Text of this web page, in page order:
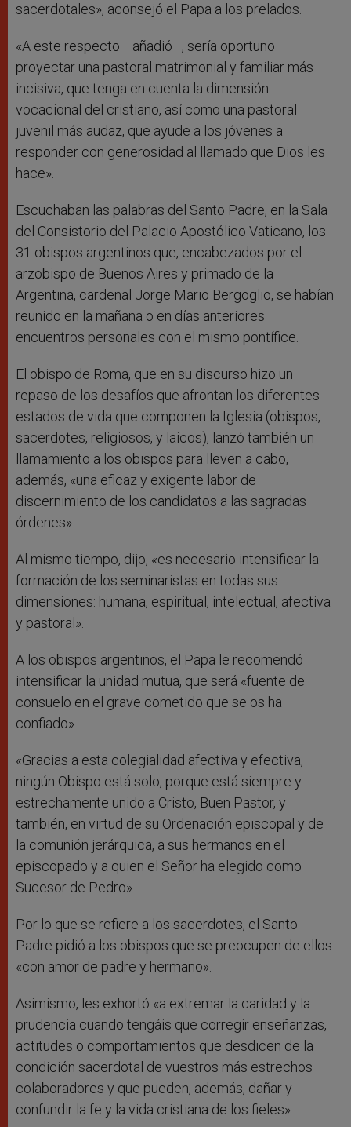
sacerdotales», aconsejó el Papa a los prelados.
«A este respecto –añadió–, sería oportuno
proyectar una pastoral matrimonial y familiar más
incisiva, que tenga en cuenta la dimensión
vocacional del cristiano, así como una pastoral
juvenil más audaz, que ayude a los jóvenes a
responder con generosidad al llamado que Dios les
hace».
Escuchaban las palabras del Santo Padre, en la Sala
del Consistorio del Palacio Apostólico Vaticano, los
31 obispos argentinos que, encabezados por el
arzobispo de Buenos Aires y primado de la
Argentina, cardenal Jorge Mario Bergoglio, se habían
reunido en la mañana o en días anteriores
encuentros personales con el mismo pontífice.
El obispo de Roma, que en su discurso hizo un
repaso de los desafíos que afrontan los diferentes
estados de vida que componen la Iglesia (obispos,
sacerdotes, religiosos, y laicos), lanzó también un
llamamiento a los obispos para lleven a cabo,
además, «una eficaz y exigente labor de
discernimiento de los candidatos a las sagradas
órdenes».
Al mismo tiempo, dijo, «es necesario intensificar la
formación de los seminaristas en todas sus
dimensiones: humana, espiritual, intelectual, afectiva
y pastoral».
A los obispos argentinos, el Papa le recomendó
intensificar la unidad mutua, que será «fuente de
consuelo en el grave cometido que se os ha
confiado».
«Gracias a esta colegialidad afectiva y efectiva,
ningún Obispo está solo, porque está siempre y
estrechamente unido a Cristo, Buen Pastor, y
también, en virtud de su Ordenación episcopal y de
la comunión jerárquica, a sus hermanos en el
episcopado y a quien el Señor ha elegido como
Sucesor de Pedro».
Por lo que se refiere a los sacerdotes, el Santo
Padre pidió a los obispos que se preocupen de ellos
«con amor de padre y hermano».
Asimismo, les exhortó «a extremar la caridad y la
prudencia cuando tengáis que corregir enseñanzas,
actitudes o comportamientos que desdicen de la
condición sacerdotal de vuestros más estrechos
colaboradores y que pueden, además, dañar y
confundir la fe y la vida cristiana de los fieles».